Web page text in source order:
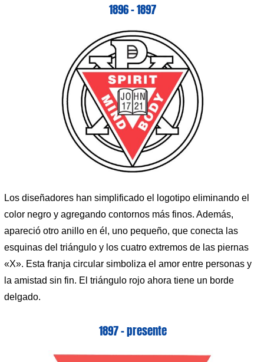
1896 – 1897
Los diseñadores han simplificado el logotipo eliminando el
color negro y agregando contornos más finos. Además,
apareció otro anillo en él, uno pequeño, que conecta las
esquinas del triángulo y los cuatro extremos de las piernas
«X». Esta franja circular simboliza el amor entre personas y
la amistad sin fin. El triángulo rojo ahora tiene un borde
delgado.
1897 – presente